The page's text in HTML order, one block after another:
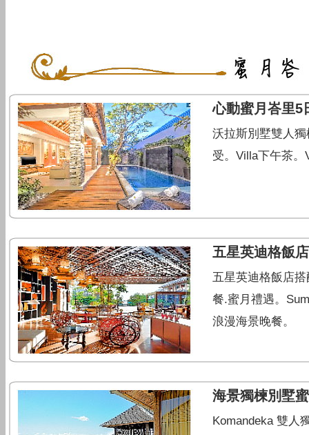
心動蜜月峇里5
沃拉斯別墅雙人
受。Villa下午茶
五星英迪格飯
五星英迪格飯店
餐.蜜月禮遇。
浪漫海景晚餐。
海景獨楝別墅
Komandeka 雙人